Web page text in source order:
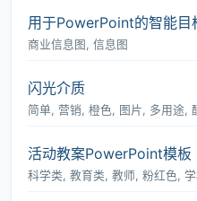
用于PowerPoint的智能目
商业信息图, 信息图
闪光介质
简单, 营销, 橙色, 图片, 多用途,
活动教案PowerPoint模板
科学类, 教育类, 教师, 粉红色,